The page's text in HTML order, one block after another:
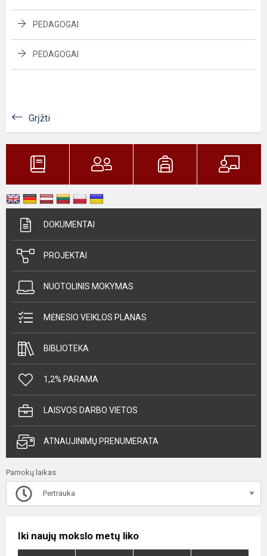
PEDAGOGAI
PEDAGOGAI
Grįžti
DOKUMENTAI
PROJEKTAI
NUOTOLINIS MOKYMAS
MĖNESIO VEIKLOS PLANAS
BIBLIOTEKA
1,2% PARAMA
LAISVOS DARBO VIETOS
ATNAUJINIMŲ PRENUMERATA
Pamokų laikas
Pertrauka
Iki naujų mokslo metų liko